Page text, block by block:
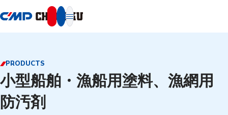
PRODUCTS
小型船舶・漁船用塗料、漁網用
防汚剤